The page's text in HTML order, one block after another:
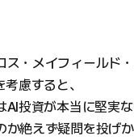
ス・メイフィールド
慮すると、
投資が本当に堅実
か絶えず疑問を投げ